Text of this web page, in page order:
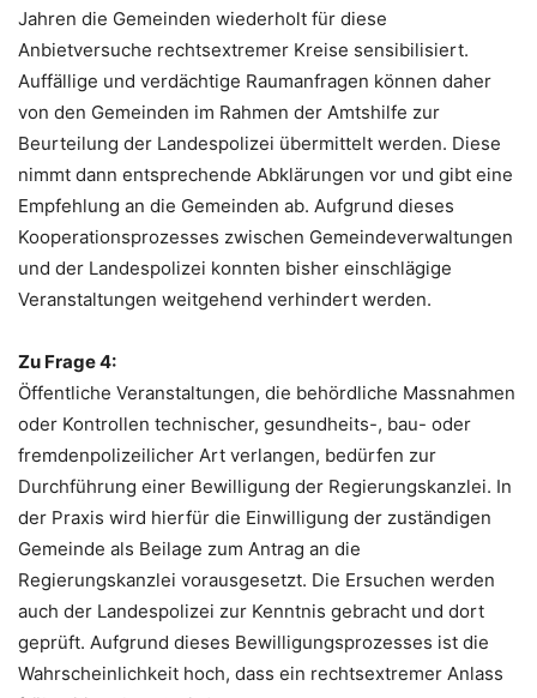
Jahren die Gemeinden wiederholt für diese
Anbietversuche rechtsextremer Kreise sensibilisiert.
Auffällige und verdächtige Raumanfragen können daher
von den Gemeinden im Rahmen der Amtshilfe zur
Beurteilung der Landespolizei übermittelt werden. Diese
nimmt dann entsprechende Abklärungen vor und gibt eine
Empfehlung an die Gemeinden ab. Aufgrund dieses
Kooperationsprozesses zwischen Gemeindeverwaltungen
und der Landespolizei konnten bisher einschlägige
Veranstaltungen weitgehend verhindert werden.
Zu Frage 4:
Öffentliche Veranstaltungen, die behördliche Massnahmen
oder Kontrollen technischer, gesundheits-, bau- oder
fremdenpolizeilicher Art verlangen, bedürfen zur
Durchführung einer Bewilligung der Regierungskanzlei. In
der Praxis wird hierfür die Einwilligung der zuständigen
Gemeinde als Beilage zum Antrag an die
Regierungskanzlei vorausgesetzt. Die Ersuchen werden
auch der Landespolizei zur Kenntnis gebracht und dort
geprüft. Aufgrund dieses Bewilligungsprozesses ist die
Wahrscheinlichkeit hoch, dass ein rechtsextremer Anlass